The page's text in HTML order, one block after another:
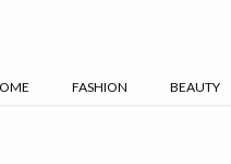
FASHION BEAUTY